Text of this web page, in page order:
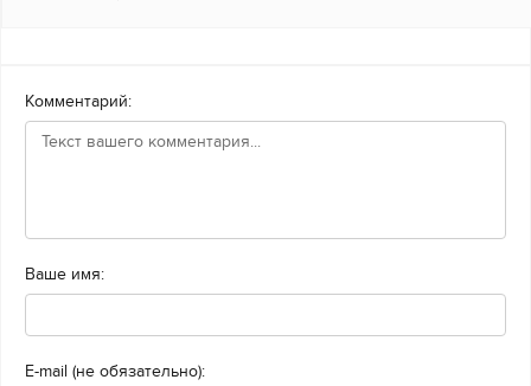
Комментарий:
Ваше имя:
E-mail (не обязательно):